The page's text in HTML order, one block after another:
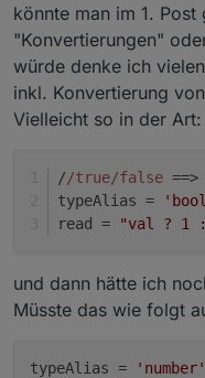
könnte man im 1.
"Konvertierungen"
würde denke ich
inkl. Konvertierung
Vielleicht so in der Art:
//true/false ==>
typeAlias =
read =
"val ? 1
und dann hätte ich
Müsste das wie folgt
typeAlias = 'number'